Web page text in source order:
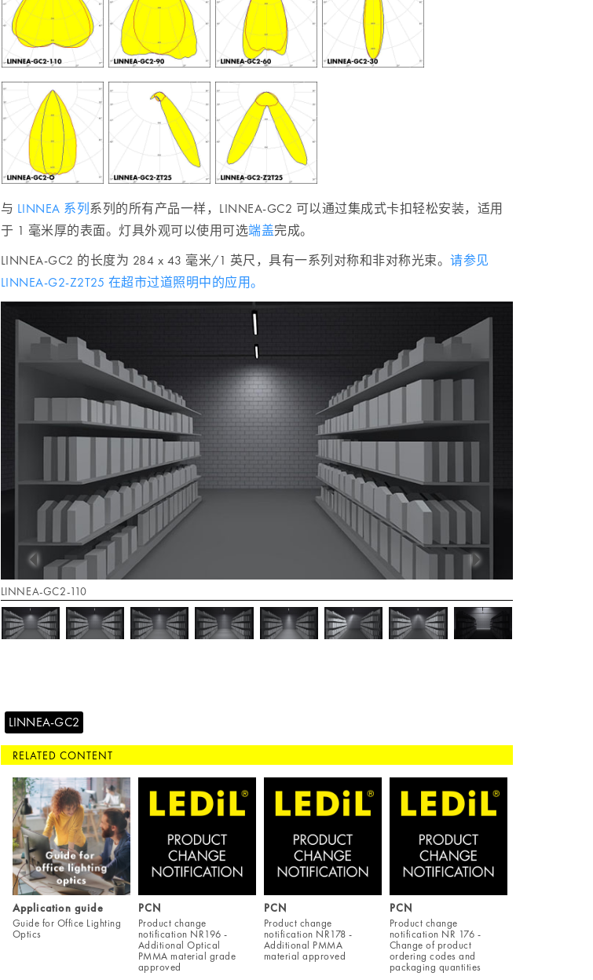
与 LINNEA 系列系列的所有产品一样，LINNEA-GC2 可以通过集成式卡扣轻松安装，适用
于 1 毫米厚的表面。灯具外观可以使用可选端盖完成。
LINNEA-GC2 的长度为 284 x 43 毫米/1 英尺，具有一系列对称和非对称光束。 请参见
LINNEA-G2-Z2T25 在超市过道照明中的应用。
LINNEA-GC2-110
LINNEA-GC2
RELATED CONTENT
Application guide
Guide for Office Lighting
Optics
PCN
Product change
notification NR196 -
Additional Optical
PMMA material grade
approved
PCN
Product change
notification NR178 -
Additional PMMA
material approved
PCN
Product change
notification NR 176 -
Change of product
ordering codes and
packaging quantities